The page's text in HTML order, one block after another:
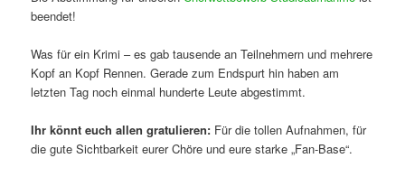
beendet!
Was für ein Krimi – es gab tausende an Teilnehmern und mehrere
Kopf an Kopf Rennen. Gerade zum Endspurt hin haben am
letzten Tag noch einmal hunderte Leute abgestimmt.
Ihr könnt euch allen gratulieren: Für die tollen Aufnahmen, für
die gute Sichtbarkeit eurer Chöre und eure starke „Fan-Base“.